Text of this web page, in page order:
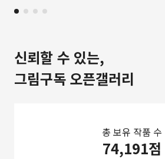
신뢰할 수 있는,
그림구독 오픈갤러리
총 보유 작품 수
74,191점